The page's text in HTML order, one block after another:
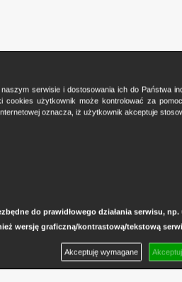
serwisie i dostosowania ich do Państwa
cookies użytkownik może kontrolować za
oznacza, iż użytkownik akceptuje
do prawidłowego działania serwisu,
wersję graficzną/kontrastową/tekstową
Akceptuję wymagane